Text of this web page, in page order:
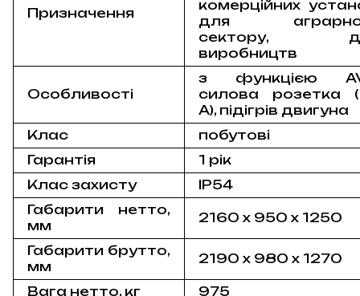
Призначення
комерційних
для
сектору,
виробництв
Особливості
з функцією
силова розетка
А), підігрів двигуна
Клас
побутові
Гарантія
1 рік
Клас захисту
IP54
Габарити нетто,
мм
2160 х 950 х 1250
Габарити брутто,
мм
2190 х 980 х 1270
Вага нетто, кг
975